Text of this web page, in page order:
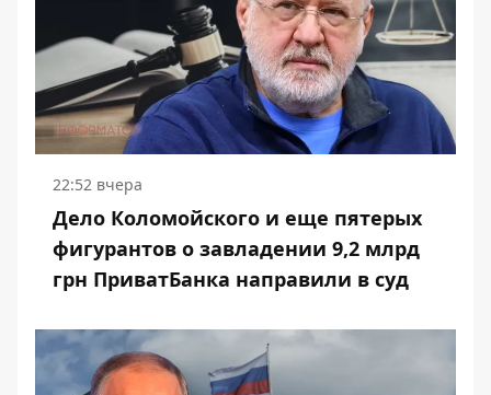
22:52 вчера
Дело Коломойского и еще пятерых
фигурантов о завладении 9,2 млрд
грн ПриватБанка направили в суд